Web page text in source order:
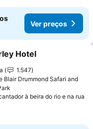
Ver preços
aos favoritos
Hotel
1.547
Blair Drummond Safari and
à beira do rio e na rua